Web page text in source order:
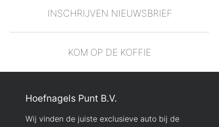
INSCHRIJVEN NIEUWSBRIEF
KOM OP DE KOFFIE
Hoefnagels Punt B.V.
Wij vinden de juiste exclusieve auto bij de